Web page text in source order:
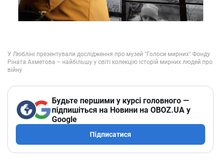
Будьте першими у курсі головного —
підпишіться на Новини на OBOZ.UA у
Google
Підписатися